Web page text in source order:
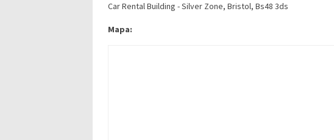
Car Rental Building - Silver Zone, Bristol, Bs48 3ds
Mapa: